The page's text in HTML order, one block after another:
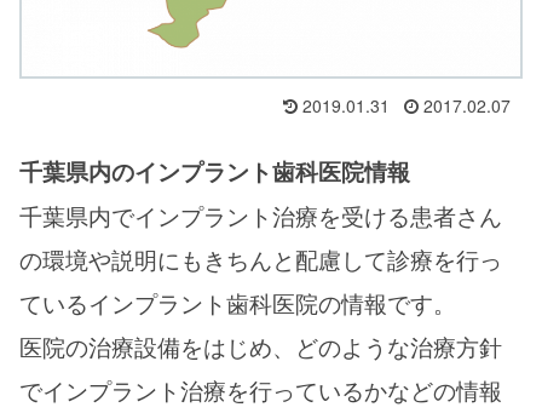
2019.01.31 2017.02.07
千葉県内のインプラント歯科医院情報
千葉県内でインプラント治療を受ける患者さん
の環境や説明にもきちんと配慮して診療を行っ
ているインプラント歯科医院の情報です。
医院の治療設備をはじめ、どのような治療方針
でインプラント治療を行っているかなどの情報